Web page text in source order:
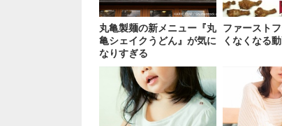
丸亀製麺の新メニュー『丸
亀シェイクうどん』が気に
なりすぎる
ファースト
くなくなる